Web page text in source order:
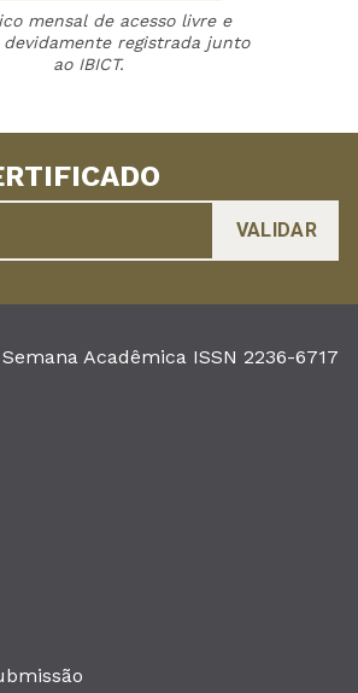
mensal de acesso livre e
registrada junto
ao IBICT.
Acadêmica ISSN 2236-6717